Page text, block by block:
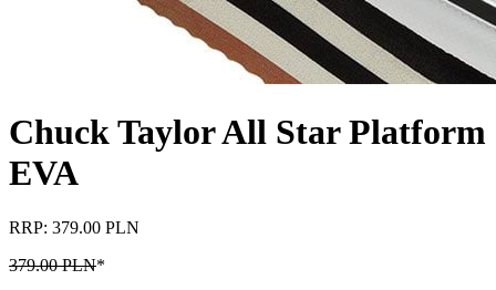
Chuck Taylor All Star Platform
EVA
RRP: 379.00 PLN
379.00 PLN*